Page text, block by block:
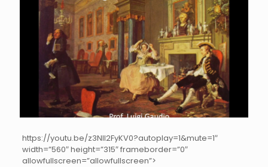
https://youtu.be/z3NII2FyKV0?autoplay=1&mute=1″
width=”560″ height=”315″ frameborder=”0″
allowfullscreen=”allowfullscreen”>